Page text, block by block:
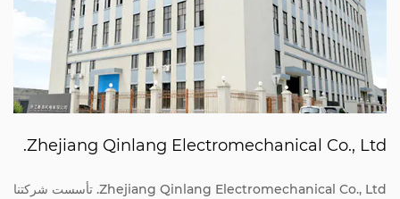
Zhejiang Qinlang Electromechanical Co., Ltd.
Zhejiang Qinlang Electromechanical Co., Ltd. تأسست شركتنا